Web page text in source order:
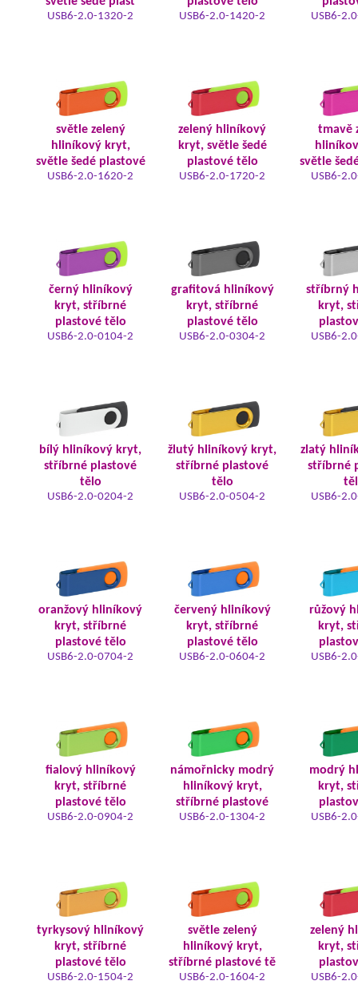
USB6-2.0-1320-2 USB6-2.0-1420-2 USB6-
světle zelený
hliníkový kryt,
světle šedé plastové
USB6-2.0-1620-2
zelený hliníkový
kryt, světle šedé
plastové tělo
USB6-2.0-1720-2
tmavě
světle
USB6-
černý hliníkový
kryt, stříbrné
plastové tělo
USB6-2.0-0104-2
grafitová hliníkový
kryt, stříbrné
plastové tělo
USB6-2.0-0304-2
stříbrný
kryt,
USB6-
bílý hliníkový kryt,
stříbrné plastové
tělo
USB6-2.0-0204-2
žlutý hliníkový kryt,
stříbrné plastové
tělo
USB6-2.0-0504-2
zlatý
stříbrné
USB6-
oranžový hliníkový
kryt, stříbrné
plastové tělo
USB6-2.0-0704-2
červený hliníkový
kryt, stříbrné
plastové tělo
USB6-2.0-0604-2
růžový
kryt,
USB6-
fialový hliníkový
kryt, stříbrné
plastové tělo
USB6-2.0-0904-2
námořnicky modrý
hliníkový kryt,
stříbrné plastové
USB6-2.0-1304-2
modrý
kryt,
USB6-
tyrkysový hliníkový
kryt, stříbrné
plastové tělo
USB6-2.0-1504-2
světle zelený
hliníkový kryt,
stříbrné plastové tě
USB6-2.0-1604-2
zelený
kryt,
USB6-